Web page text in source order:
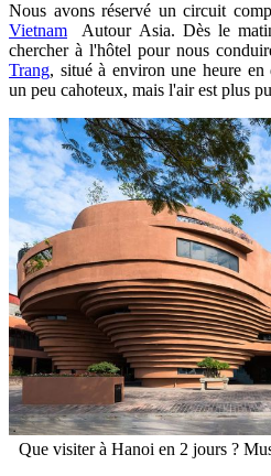
Nous avons réservé un circuit
Vietnam Autour Asia. Dès le
chercher à l'hôtel pour nous
Trang, situé à environ une heure
un peu cahoteux, mais l'air est plus
Que visiter à Hanoi en 2 jours ?